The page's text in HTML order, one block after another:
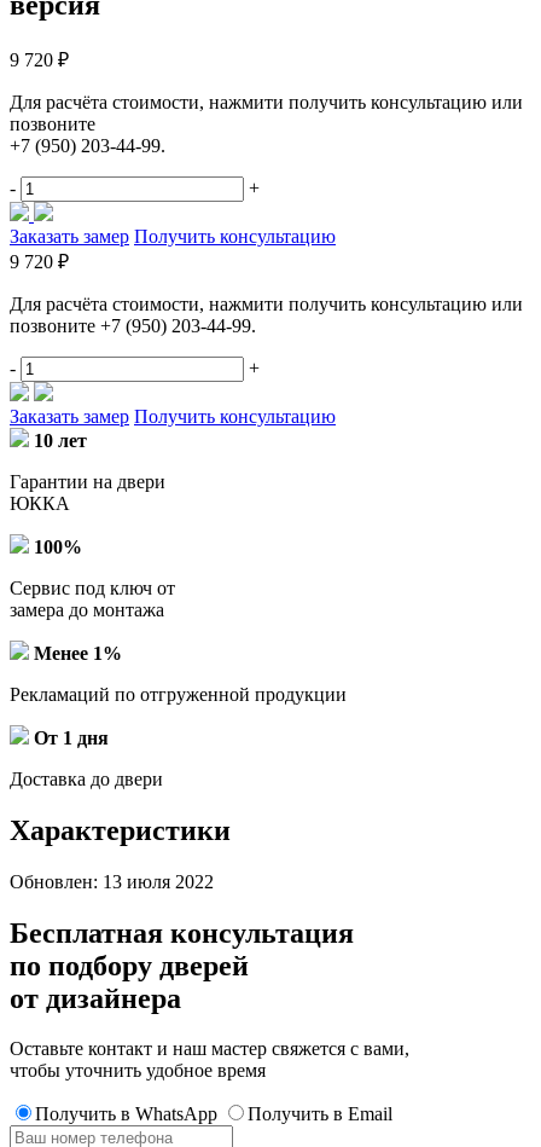
9 720 ₽
Для расчёта стоимости, нажмити получить консультацию или
позвоните
+7 (950) 203-44-99.
- +
Заказать замер Получить консультацию
9 720 ₽
Для расчёта стоимости, нажмити получить консультацию или
позвоните +7 (950) 203-44-99.
- +
Заказать замер Получить консультацию
10 лет
Гарантии на двери
ЮККА
100%
Сервис под ключ от
замера до монтажа
Менее 1%
Рекламаций по отгруженной продукции
От 1 дня
Доставка до двери
Характеристики
Обновлен: 13 июля 2022
Бесплатная консультация
по подбору дверей
от дизайнера
Оставьте контакт и наш мастер свяжется с вами,
чтобы уточнить удобное время
Получить в WhatsApp Получить в Email